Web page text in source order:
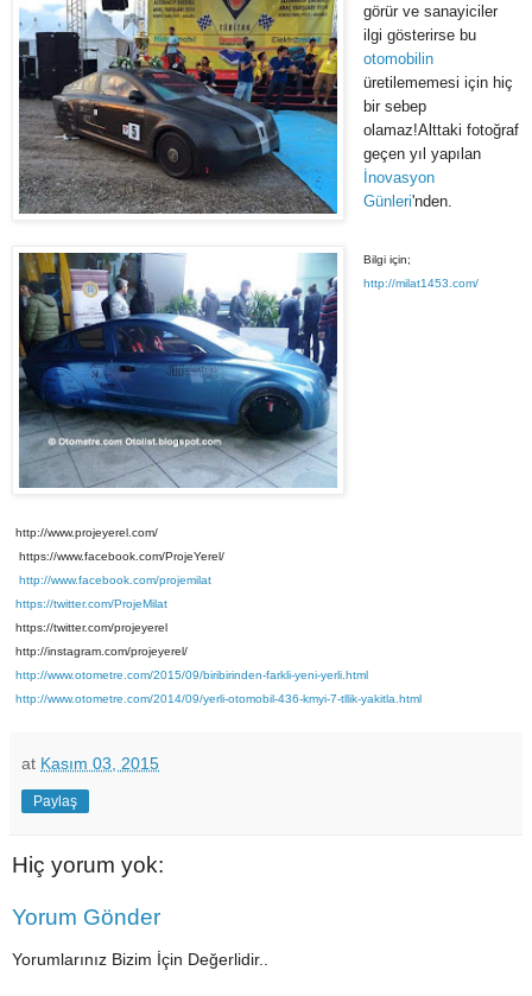
görür ve sanayiciler
ilgi gösterirse bu
otomobilin
üretilememesi için hiç
bir sebep
olamaz!Alttaki fotoğraf
geçen yıl yapılan
İnovasyon
Günleri'nden.
Bilgi için;
http://milat1453.com/
http://www.projeyerel.com/
https://www.facebook.com/ProjeYerel/
http://www.facebook.com/projemilat
https://twitter.com/ProjeMilat
https://twitter.com/projeyerel
http://instagram.com/projeyerel/
http://www.otometre.com/2015/09/biribirinden-farkli-yeni-yerli.html
http://www.otometre.com/2014/09/yerli-otomobil-436-kmyi-7-tllik-yakitla.html
at Kasım 03, 2015
Paylaş
Hiç yorum yok:
Yorum Gönder
Yorumlarınız Bizim İçin Değerlidir..